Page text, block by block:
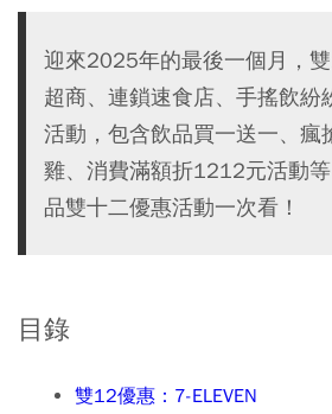
迎來2025年的最後一個月，
超商、連鎖速食店、手搖飲紛
活動，包含飲品買一送一、瘋
雞、消費滿額折1212元活動
品雙十二優惠活動一次看！
目錄
雙12優惠：7-ELEVEN